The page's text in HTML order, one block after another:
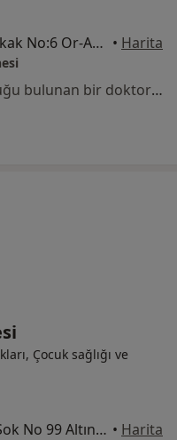
Turan Güneş Bulvarı 630.Sokak No:6 Or-An, Çankaya • Harita
Bu kurumda online uygunluğu bulunan bir doktor veya uzman bulunamadı
Çocuk sağlığı ve
Aydınlıkevler Mah. Uzayan Sok No 99 Altındağ ANKARA, Altındağ • Harita